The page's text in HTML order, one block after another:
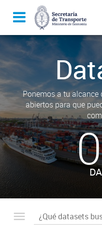
Ponemos a tu
abiertos para que